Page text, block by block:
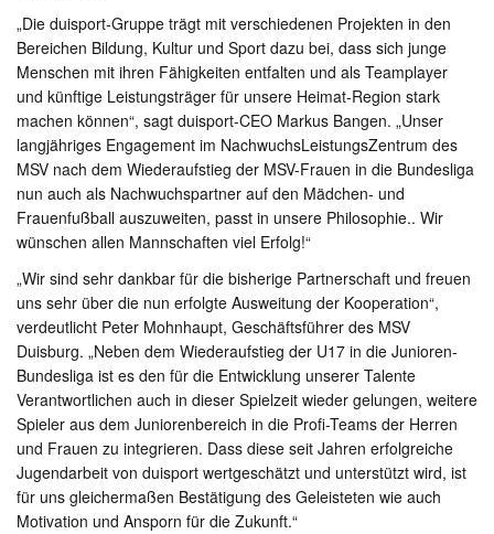
„Die duisport-Gruppe trägt mit verschiedenen Projekten in den
Bereichen Bildung, Kultur und Sport dazu bei, dass sich junge
Menschen mit ihren Fähigkeiten entfalten und als Teamplayer
und künftige Leistungsträger für unsere Heimat-Region stark
machen können“, sagt duisport-CEO Markus Bangen. „Unser
langjähriges Engagement im NachwuchsLeistungsZentrum des
MSV nach dem Wiederaufstieg der MSV-Frauen in die Bundesliga
nun auch als Nachwuchspartner auf den Mädchen- und
Frauenfußball auszuweiten, passt in unsere Philosophie.. Wir
wünschen allen Mannschaften viel Erfolg!“
„Wir sind sehr dankbar für die bisherige Partnerschaft und freuen
uns sehr über die nun erfolgte Ausweitung der Kooperation“,
verdeutlicht Peter Mohnhaupt, Geschäftsführer des MSV
Duisburg. „Neben dem Wiederaufstieg der U17 in die Junioren-
Bundesliga ist es den für die Entwicklung unserer Talente
Verantwortlichen auch in dieser Spielzeit wieder gelungen, weitere
Spieler aus dem Juniorenbereich in die Profi-Teams der Herren
und Frauen zu integrieren. Dass diese seit Jahren erfolgreiche
Jugendarbeit von duisport wertgeschätzt und unterstützt wird, ist
für uns gleichermaßen Bestätigung des Geleisteten wie auch
Motivation und Ansporn für die Zukunft.“